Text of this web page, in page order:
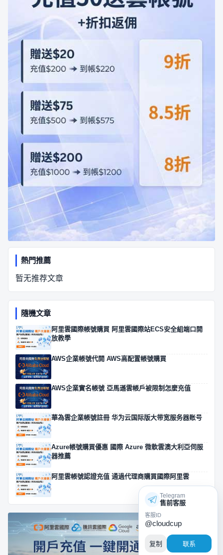
熱門推薦
暂无推荐文章
隨機文章
阿里雲國際帳號購買 阿里雲國際站ECS安全組端口開
放教學
AWS企業帳號代開 AWS高配置帳號購買
AWS企業實名帳號 亞馬遜雲帳戶被限制怎麼充值
華為雲企業帳號註冊 华为云国际版大带宽服务器账号
Azure帳號購買優惠 國際 Azure 微軟雲澳大利亞伺服
器推薦
阿里雲帳號認證充值 通過代理商購買國際阿里雲
Telegram
售前客服
客服ID
@cloudcup
复制 联系